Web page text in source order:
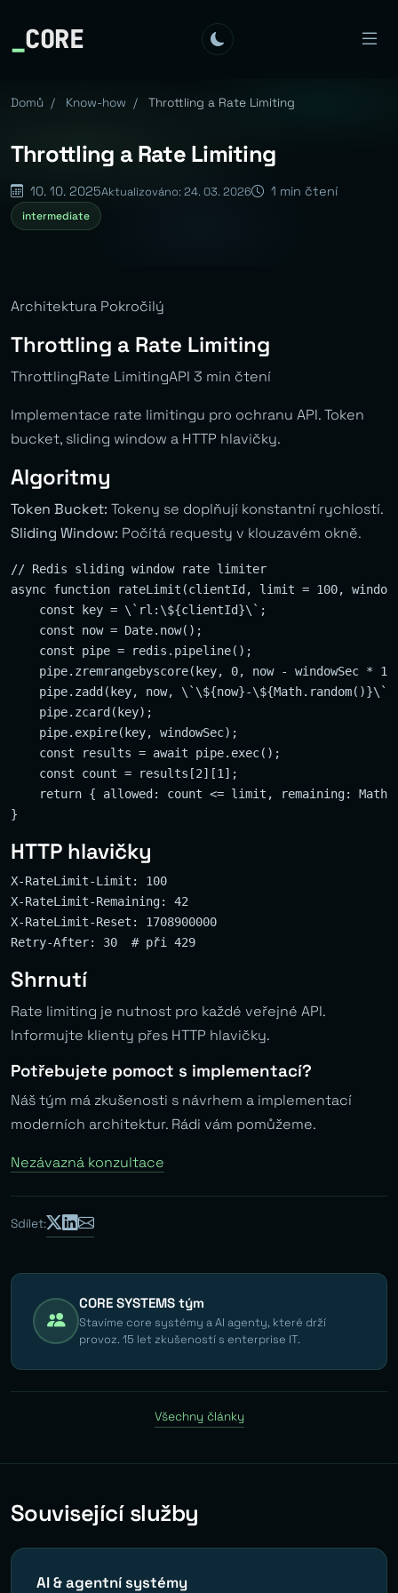
_CORE
Domů / Know-how / Throttling a Rate Limiting
Throttling a Rate Limiting
10. 10. 2025Aktualizováno: 24. 03. 2026 1 min čtení
intermediate
Architektura Pokročilý
Throttling a Rate Limiting
ThrottlingRate LimitingAPI 3 min čtení
Implementace rate limitingu pro ochranu API. Token
bucket, sliding window a HTTP hlavičky.
Algoritmy
Token Bucket: Tokeny se doplňují konstantní rychlostí.
Sliding Window: Počítá requesty v klouzavém okně.
// Redis sliding window rate limiter
async function rateLimit(clientId, limit = 100,
    const key = \`rl:\${clientId}\`;
    const now = Date.now();
    const pipe = redis.pipeline();
pipe.zremrangebyscore(key, 0, now - windowSec *
pipe.zadd(key, now, \`\${now}-
    pipe.zcard(key);
    pipe.expire(key, windowSec);
    const results = await pipe.exec();
    const count = results[2][1];
return { allowed: count <= limit, remaining:
HTTP hlavičky
X-RateLimit-Limit: 100
X-RateLimit-Remaining: 42
X-RateLimit-Reset: 1708900000
Shrnutí
Rate limiting je nutnost pro každé veřejné API.
Informujte klienty přes HTTP hlavičky.
Potřebujete pomoct s implementací?
Náš tým má zkušenosti s návrhem a implementací
moderních architektur. Rádi vám pomůžeme.
Nezávazná konzultace
Sdílet:
CORE SYSTEMS tým
Stavíme core systémy a AI agenty, které drží
provoz. 15 let zkušeností s enterprise IT.
Všechny články
Související služby
AI & agentní systémy